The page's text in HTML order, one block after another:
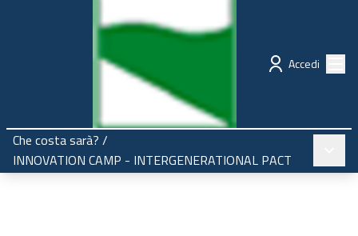
Regione Emilia-Romagna Partecipazione
Accedi
Che costa sarà? /
INNOVATION CAMP - INTERGENERATIONAL PACT